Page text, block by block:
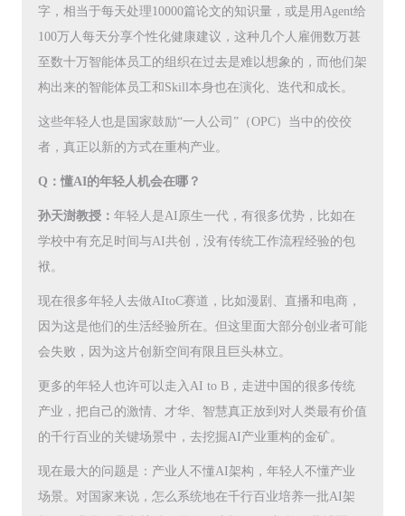
字，相当于每天处理10000篇论文的知识量，或是用Agent给
100万人每天分享个性化健康建议，这种几个人雇佣数万甚
至数十万智能体员工的组织在过去是难以想象的，而他们架
构出来的智能体员工和Skill本身也在演化、迭代和成长。
这些年轻人也是国家鼓励“一人公司”（OPC）当中的佼佼
者，真正以新的方式在重构产业。
Q：懂AI的年轻人机会在哪？
孙天澍教授： 年轻人是AI原生一代，有很多优势，比如在
学校中有充足时间与AI共创，没有传统工作流程经验的包
袱。
现在很多年轻人去做AItoC赛道，比如漫剧、直播和电商，
因为这是他们的生活经验所在。但这里面大部分创业者可能
会失败，因为这片创新空间有限且巨头林立。
更多的年轻人也许可以走入AI to B，走进中国的很多传统
产业，把自己的激情、才华、智慧真正放到对人类最有价值
的千行百业的关键场景中，去挖掘AI产业重构的金矿。
现在最大的问题是：产业人不懂AI架构，年轻人不懂产业
场景。对国家来说，怎么系统地在千行百业培养一批AI架